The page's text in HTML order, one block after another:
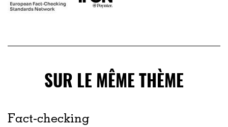
SUR LE MÊME THÈME
Fact-checking